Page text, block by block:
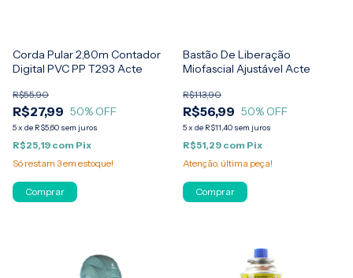
Corda Pular 2,80m Contador
Digital PVC PP T293 Acte
R$27,99
R$55,90
50% OFF
5x de R$5,60 sem juros
R$25,19 com Pix
Só restam 3em estoque!
Comprar
Bastão De Liberação
Miofascial Ajustável Acte
R$56,99
R$113,90
50% OFF
5x de R$11,40 sem juros
R$51,29 com Pix
Atenção, última peça!